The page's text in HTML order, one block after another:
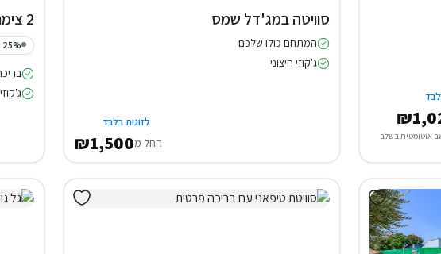
אוטומטית בשלב
סוויטה במג'דל שמס
המתחם כולו שלכם
ג'קוזי חיצוני
לזוגות בלבד
החל מ₪1,500
2 צימרים באודם
25% הנחה על הלילה השני